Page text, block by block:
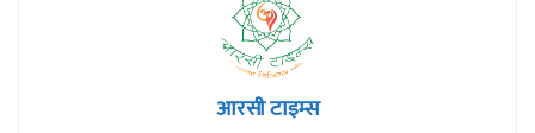
आरसी टाइम्स